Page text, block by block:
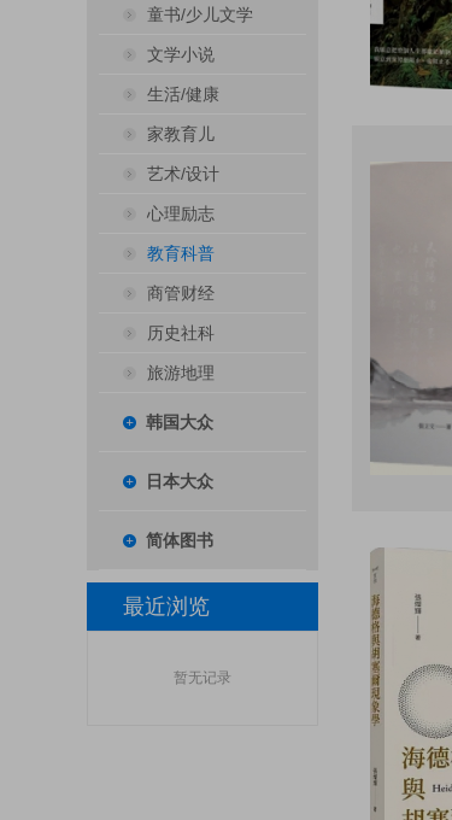
童书/少儿文学
文学小说
生活/健康
家教育儿
艺术/设计
心理励志
教育科普
商管财经
历史社科
旅游地理
韩国大众
日本大众
简体图书
最近浏览
暂无记录